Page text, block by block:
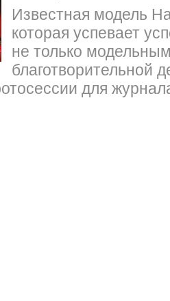
Известная модель
которая успевает
не только
благотворительной
для